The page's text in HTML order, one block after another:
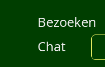
Bezoeken
Chat